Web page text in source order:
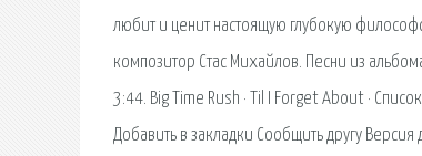
любит и ценит настоящую глубокую
композитор Стас Михайлов. Песни из
3:44. Big Time Rush · Til I Forget About ·
Добавить в закладки Сообщить другу